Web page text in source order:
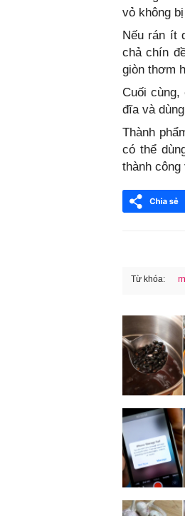
vỏ không
Nếu rán ít
chả chín
giòn thơm
Cuối cùng,
đĩa và
Thành
có thể
thành
Từ khóa: